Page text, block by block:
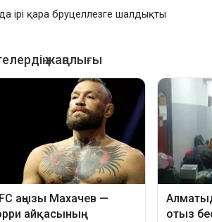
ірі қара бруцеллезге шалдықты